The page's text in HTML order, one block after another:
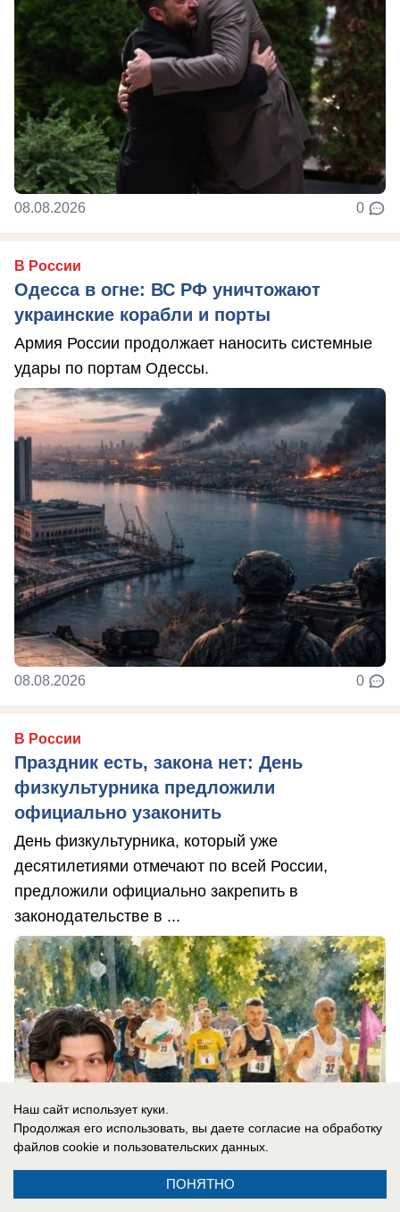
08.08.2026 0
В России
Одесса в огне: ВС РФ уничтожают
украинские корабли и порты
Армия России продолжает наносить системные
удары по портам Одессы.
08.08.2026 0
В России
Праздник есть, закона нет: День
физкультурника предложили
официально узаконить
День физкультурника, который уже
десятилетиями отмечают по всей России,
предложили официально закрепить в
законодательстве в ...
Наш сайт использует куки.
Продолжая его использовать, вы даете согласие на обработку
файлов cookie и пользовательских данных.
ПОНЯТНО